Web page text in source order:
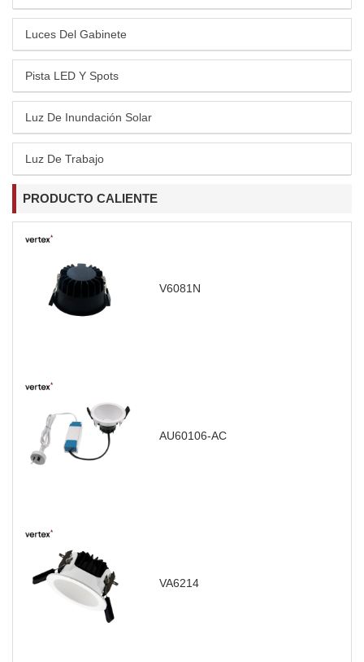
Luces Del Gabinete
Pista LED Y Spots
Luz De Inundación Solar
Luz De Trabajo
PRODUCTO CALIENTE
V6081N
AU60106-AC
VA6214